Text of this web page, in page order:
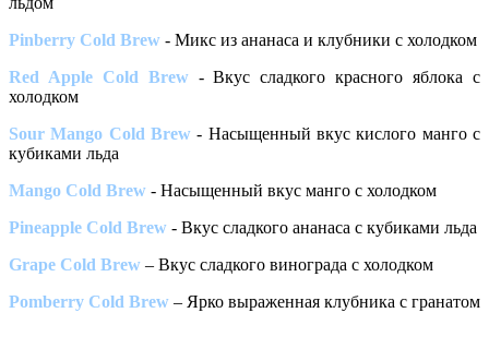
Pinberry Cold Brew - Микс из ананаса и клубники с холодком
Red Apple Cold Brew- Вкус сладкого красного яблока с
холодком
Sour Mango Cold Brew - Насыщенный вкус кислого манго с
кубиками льда
Mango Cold Brew - Насыщенный вкус манго с холодком
Pineapple Cold Brew - Вкус сладкого ананаса с кубиками льда
Grape Cold Brew – Вкус сладкого винограда с холодком
Pomberry Cold Brew – Ярко выраженная клубника с гранатом